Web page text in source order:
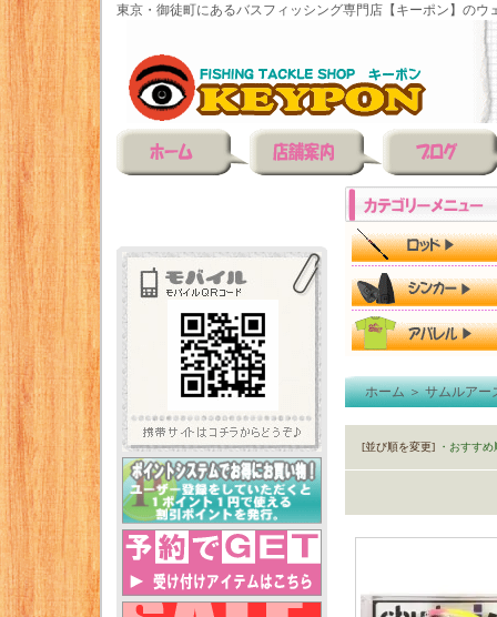
東京・御徒町にあるバスフィッシング専門店【キーポン】のウ
ホーム＞サムルアー
[並び順を変更] ・おすすめ